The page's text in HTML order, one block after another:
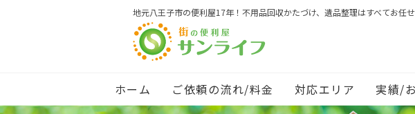
地元八王子市の便利屋17年！不用品回収かたづけ、遺品整理はすべてお任
ホーム ご依頼の流れ/料金 対応エリア 実績/